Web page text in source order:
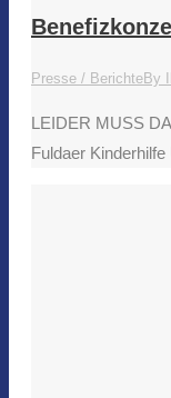
Presse / BerichteBy
LEIDER MUSS
Fuldaer